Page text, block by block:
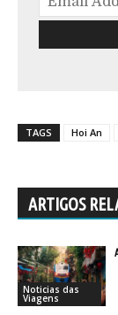
TAGS Hoi An
ARTIGOS
Noticias das
Viagens